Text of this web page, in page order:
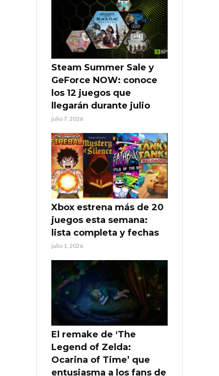
Steam Summer Sale y
GeForce NOW: conoce
los 12 juegos que
llegarán durante julio
julio 7, 2026
Xbox estrena más de 20
juegos esta semana:
lista completa y fechas
julio 1, 2026
El remake de ‘The
Legend of Zelda:
Ocarina of Time’ que
entusiasma a los fans de